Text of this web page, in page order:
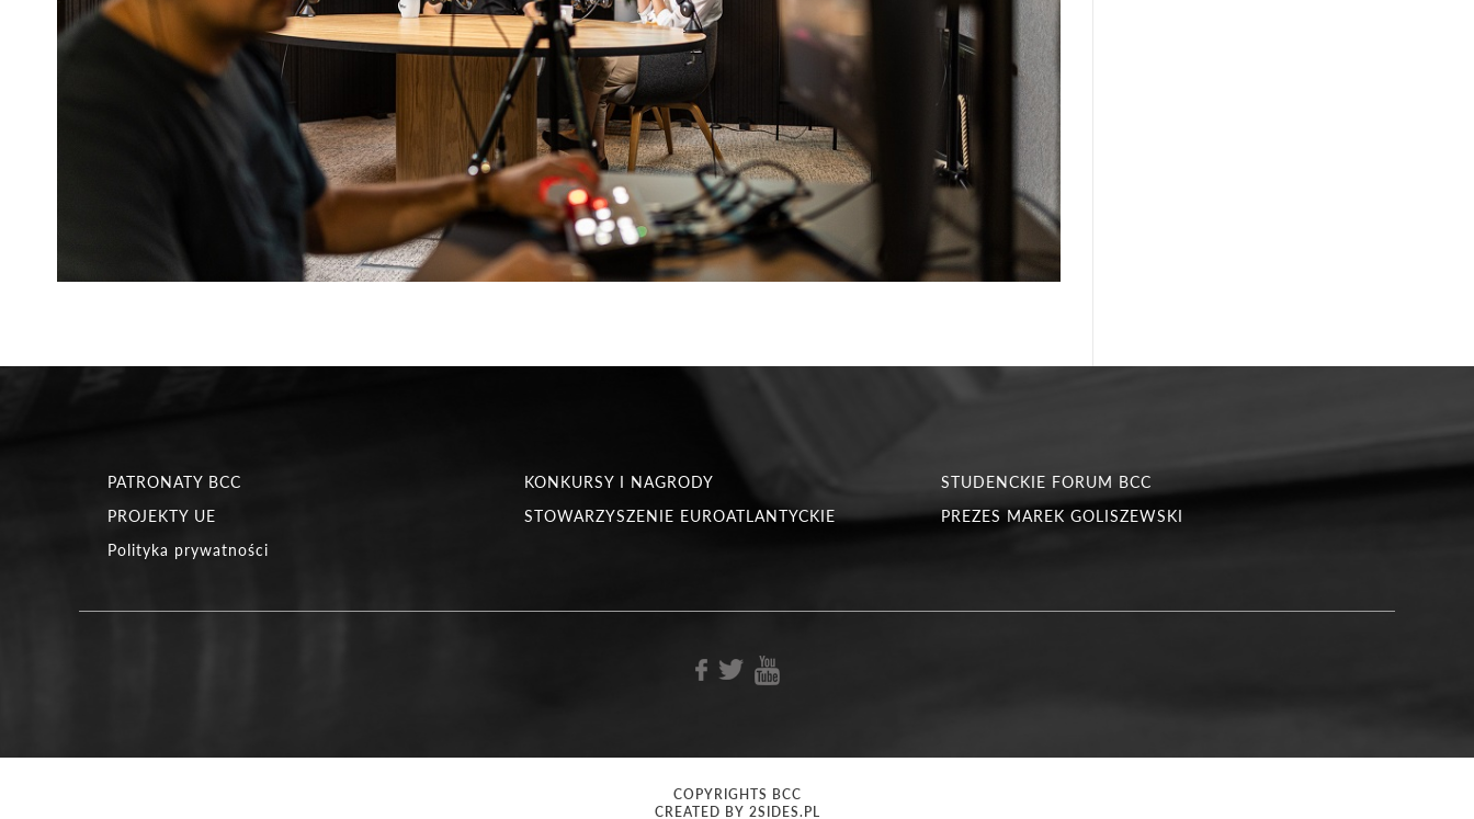
PATRONATY BCC KONKURSY I NAGRODY
STUDENCKIE FORUM BCC
PROJEKTY UE
STOWARZYSZENIE EUROATLANTYCKIE
PREZES MAREK GOLISZEWSKI
Polityka prywatności
COPYRIGHTS BCC
CREATED BY 2SIDES.PL